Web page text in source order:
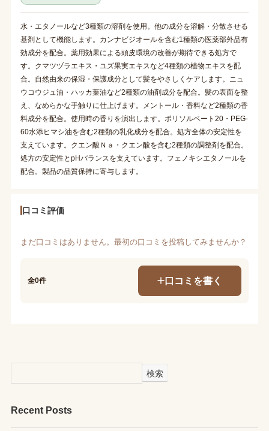
水・エタノールなど3種類の溶剤を使用。他の成分を溶解・分散させる
基剤として機能します。カンナビジオールを含む1種類の医薬部外品有
効成分を配合。薬用効果による頭皮環境の改善が期待できる処方で
す。クマツヅラエキス・ユズ果実エキスなど4種類の植物エキスを配
合。自然由来の保湿・保護成分として髪をやさしくケアします。ニュ
ウコウジュ油・ハッカ葉油など2種類の油剤成分を配合。髪の表面を整
え、なめらかな手触りに仕上げます。メントール・香料など2種類の香
料成分を配合。使用時の香りを演出します。ポリソルベート20・PEG-
60水添ヒマシ油を含む2種類の乳化成分を配合。処方全体の安定性を
支えています。クエン酸Ｎａ・クエン酸を含む2種類の調整剤を配合。
処方の安定性とpHバランスを支えています。フェノキシエタノールを
配合。製品の品質保持に寄与します。
口コミ評価
まだ口コミはありません。最初の口コミを投稿してみませんか？
全0件 口コミを書く
検索
Recent Posts